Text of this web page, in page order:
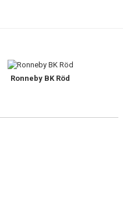
Ronneby BK Röd